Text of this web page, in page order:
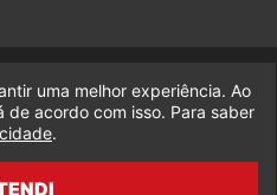
uma empresa da Legado
uma melhor experiência. Ao
acordo com isso. Para saber
.